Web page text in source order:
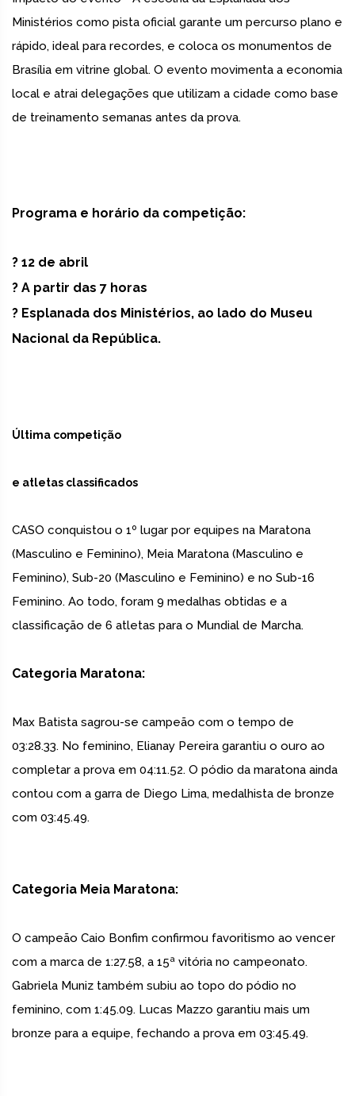
Ministérios como pista oficial garante um percurso plano e
rápido, ideal para recordes, e coloca os monumentos de
Brasília em vitrine global. O evento movimenta a economia
local e atrai delegações que utilizam a cidade como base
de treinamento semanas antes da prova.
Programa e horário da competição:
? 12 de abril
? A partir das 7 horas
? Esplanada dos Ministérios, ao lado do Museu
Nacional da República.
Última competição
e atletas classificados
CASO conquistou o 1º lugar por equipes na Maratona
(Masculino e Feminino), Meia Maratona (Masculino e
Feminino), Sub-20 (Masculino e Feminino) e no Sub-16
Feminino. Ao todo, foram 9 medalhas obtidas e a
classificação de 6 atletas para o Mundial de Marcha.
Categoria Maratona:
Max Batista sagrou-se campeão com o tempo de
03:28.33. No feminino, Elianay Pereira garantiu o ouro ao
completar a prova em 04:11.52. O pódio da maratona ainda
contou com a garra de Diego Lima, medalhista de bronze
com 03:45.49.
Categoria Meia Maratona:
O campeão Caio Bonfim confirmou favoritismo ao vencer
com a marca de 1:27.58, a 15ª vitória no campeonato.
Gabriela Muniz também subiu ao topo do pódio no
feminino, com 1:45.09. Lucas Mazzo garantiu mais um
bronze para a equipe, fechando a prova em 03:45.49.